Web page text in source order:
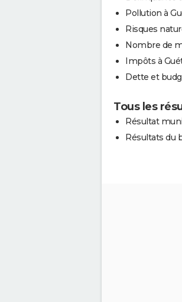
Pollution à
Risques
Nombre de
Impôts à
Dette et
Tous les
Résultat
Résultats du